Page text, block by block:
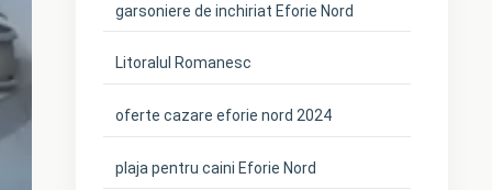
garsoniere de inchiriat Eforie Nord
Litoralul Romanesc
oferte cazare eforie nord 2024
plaja pentru caini Eforie Nord